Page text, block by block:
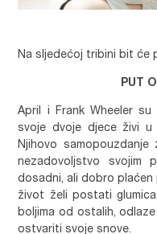
Na sljedećoj tribini bit će
PUT
April i Frank Wheeler
svoje dvoje djece živi u
Njihovo samopouzdanje
nezadovoljstvo svojim
dosadni, ali dobro plaćen
život želi postati
boljima od ostalih,
ostvariti svoje snove.